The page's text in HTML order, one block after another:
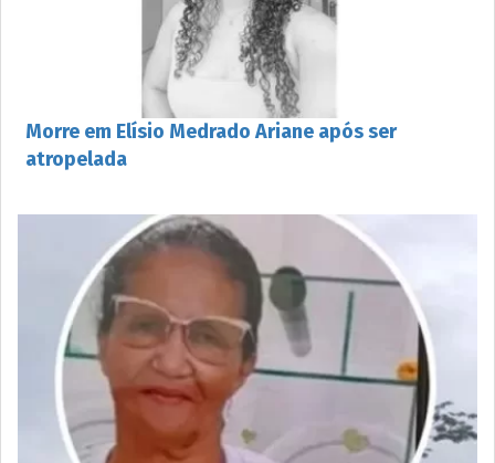
Morre em Elísio Medrado Ariane após ser
atropelada